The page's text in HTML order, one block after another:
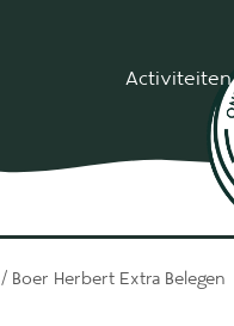
Activiteiten
/ Boer Herbert Extra Belegen